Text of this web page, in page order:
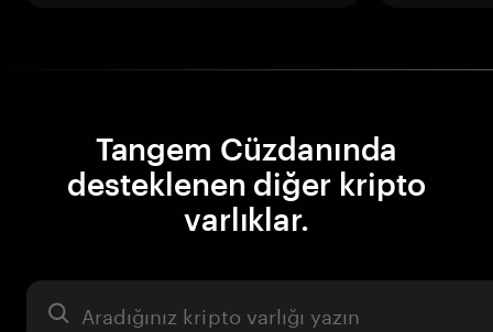
Tangem Cüzdanında
desteklenen diğer kripto
varlıklar.
Varlık